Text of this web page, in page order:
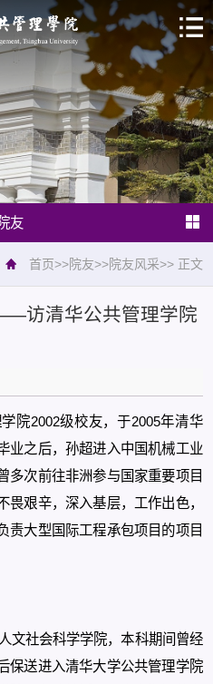
友
首页>>院友>>院友风采>>正文
访清华公共管理学院
院2002级校友，于2005年清华
业之后，孙超进入中国机械工业
多次前往非洲参与国家重要项目
艰辛，深入基层，工作出色，
责大型国际工程承包项目的项目
文社会科学学院，本科期间曾经
保送进入清华大学公共管理学院